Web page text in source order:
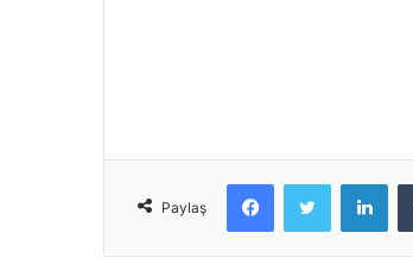
Paylaş
FacebookTwitter